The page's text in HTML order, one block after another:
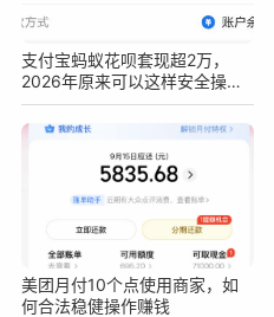
支付宝蚂蚁花呗套现超2万，
2026年原来可以这样安全操作
不被查！真实亲测方法分享
美团月付10个点使用商家，如
何合法稳健操作赚钱